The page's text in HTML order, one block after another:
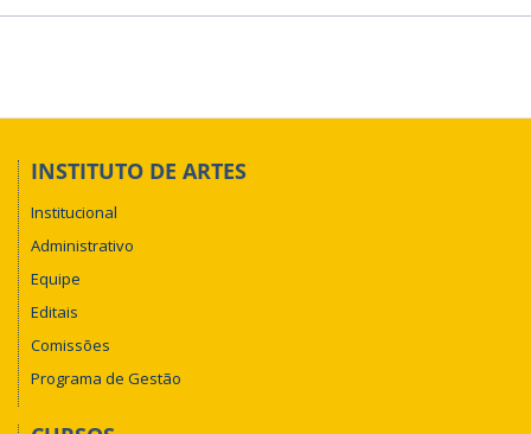
INSTITUTO DE ARTES
Institucional
Administrativo
Equipe
Editais
Comissões
Programa de Gestão